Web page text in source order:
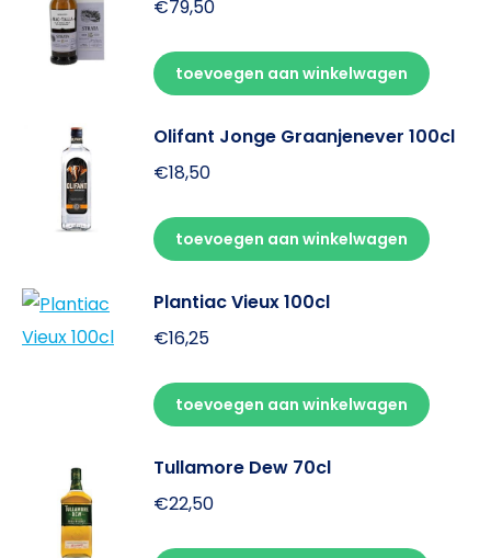
€79,50
toevoegen aan winkelwagen
Olifant Jonge Graanjenever 100cl
€18,50
toevoegen aan winkelwagen
Plantiac Vieux 100cl
€16,25
toevoegen aan winkelwagen
Tullamore Dew 70cl
€22,50